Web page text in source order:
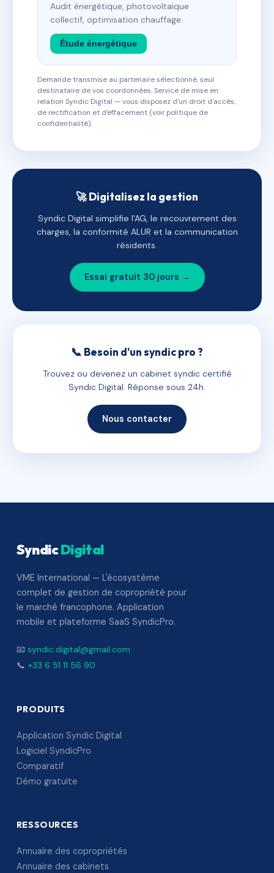
Audit énergétique, photovoltaïque
collectif, optimisation chauffage.
Étude énergétique
Demande transmise au partenaire sélectionné, seul
destinataire de vos coordonnées. Service de mise en
relation Syndic Digital — vous disposez d'un droit d'accès,
de rectification et d'effacement (voir politique de
confidentialité).
🚀 Digitalisez la gestion
Syndic Digital simplifie l'AG, le recouvrement des
charges, la conformité ALUR et la communication
résidents.
Essai gratuit 30 jours →
📞 Besoin d'un syndic pro ?
Trouvez ou devenez un cabinet syndic certifié
Syndic Digital. Réponse sous 24h.
Nous contacter
SyndicDigital
VME International — L'écosystème
complet de gestion de copropriété pour
le marché francophone. Application
mobile et plateforme SaaS SyndicPro.
📧 syndic.digital@gmail.com
📞 +33 6 51 11 56 90
PRODUITS
Application Syndic Digital
Logiciel SyndicPro
Comparatif
Démo gratuite
RESSOURCES
Annuaire des copropriétés
Annuaire des cabinets